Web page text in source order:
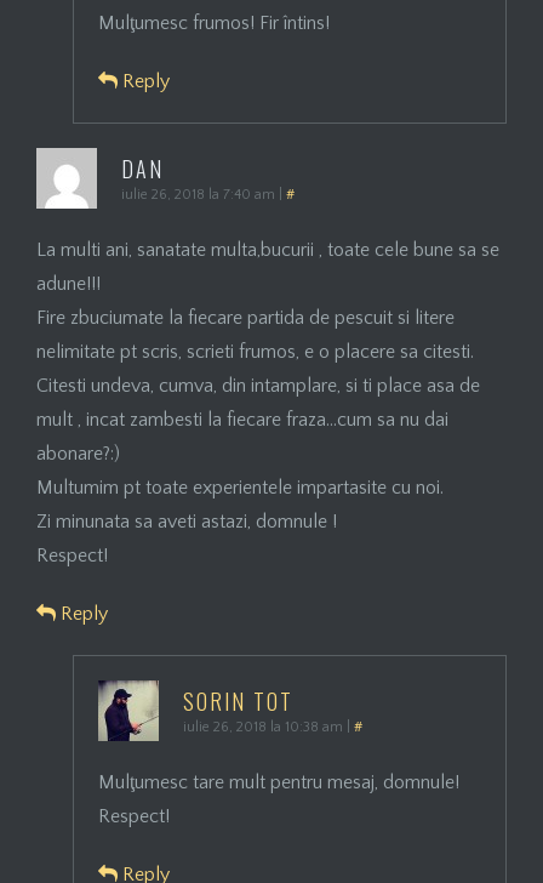
Mulţumesc frumos! Fir întins!
Reply
DAN
iulie 26, 2018 la 7:40 am #
La multi ani, sanatate multa,bucurii , toate cele bune sa se
adune!!!
Fire zbuciumate la fiecare partida de pescuit si litere
nelimitate pt scris, scrieti frumos, e o placere sa citesti.
Citesti undeva, cumva, din intamplare, si ti place asa de
mult , incat zambesti la fiecare fraza…cum sa nu dai
abonare?:)
Multumim pt toate experientele impartasite cu noi.
Zi minunata sa aveti astazi, domnule !
Respect!
Reply
SORIN TOT
iulie 26, 2018 la 10:38 am #
Mulţumesc tare mult pentru mesaj, domnule!
Respect!
Reply